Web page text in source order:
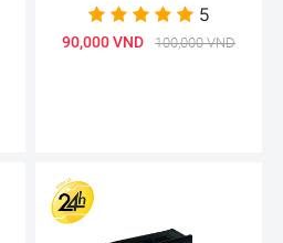
5
90,000 VND 100,000 VND